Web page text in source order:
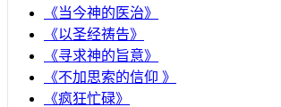
《当今神的医治》
《以圣经祷告》
《寻求神的旨意》
《不加思索的信仰 》
《疯狂忙碌》